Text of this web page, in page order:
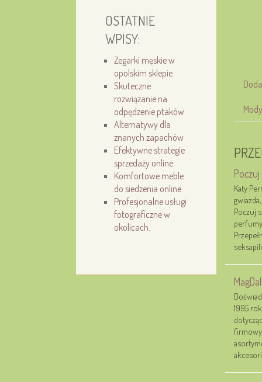
OSTATNIE
WPISY:
Zegarki męskie w
opolskim sklepie
Skuteczne
rozwiązanie na
odpędzenie ptaków
Alternatywy dla
znanych zapachów
Efektywne strategie
sprzedaży online.
Komfortowe meble
do siedzenia online
Profesjonalne usługi
fotograficzne w
okolicach.
Katy
Poczuj
1995